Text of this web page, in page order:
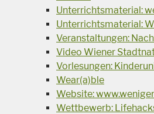
Unterrichtsmaterial:
Unterrichtsmaterial:
Veranstaltungen:
Video Wiener
Vorlesungen:
Wear(a)ble
Website:
Wettbewerb: